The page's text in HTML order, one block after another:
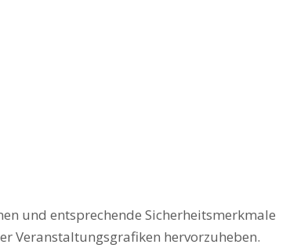
und entsprechende Sicherheitsmerkmale
Veranstaltungsgrafiken hervorzuheben.